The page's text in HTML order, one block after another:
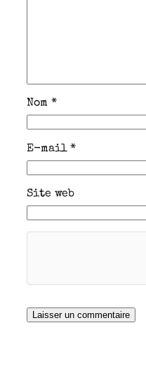
Nom *
E-mail*
Site web